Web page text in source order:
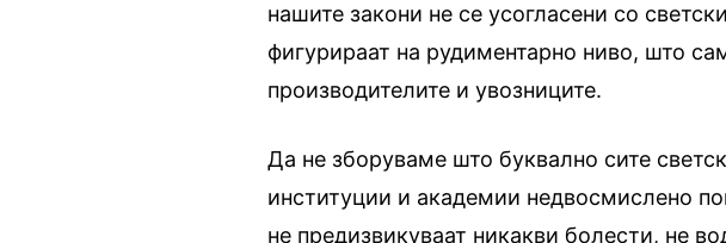
нашите закони не се усогласени со
фигурираат на рудиментарно ниво, што
производителите и увозниците.
Да не зборуваме што буквално сите
институции и академии недвосмислено
не предизвикуваат никакви болести, не